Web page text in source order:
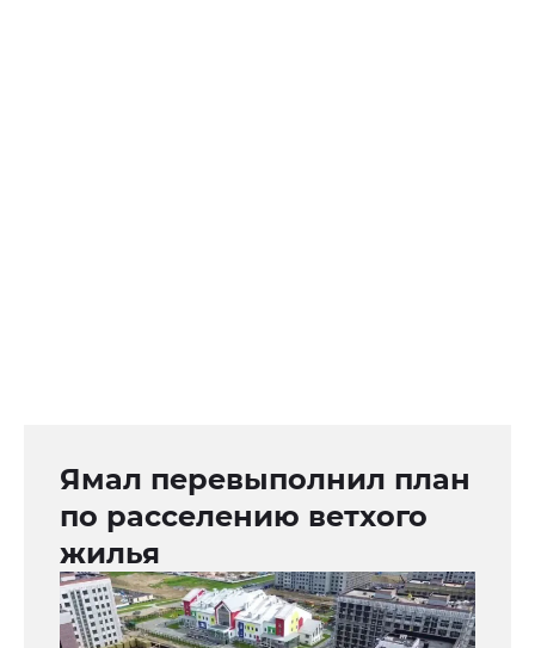
Ямал перевыполнил план
по расселению ветхого
жилья